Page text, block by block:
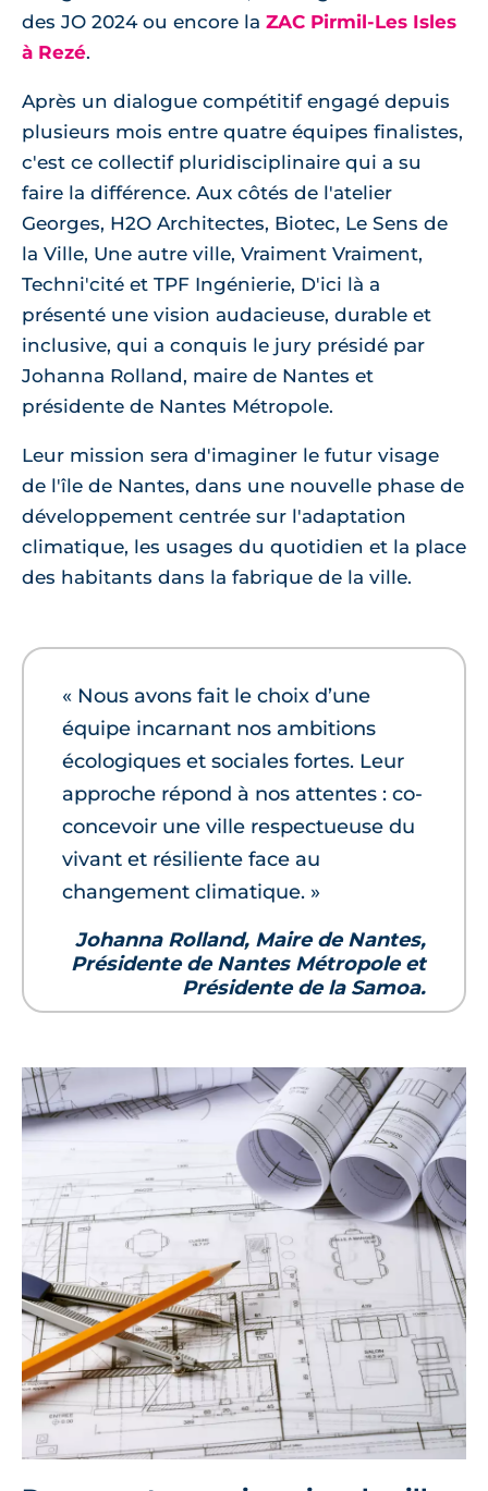
des JO 2024 ou encore la ZAC Pirmil-Les Isles
à Rezé.
Après un dialogue compétitif engagé depuis
plusieurs mois entre quatre équipes finalistes,
c'est ce collectif pluridisciplinaire qui a su
faire la différence. Aux côtés de l'atelier
Georges, H2O Architectes, Biotec, Le Sens de
la Ville, Une autre ville, Vraiment Vraiment,
Techni'cité et TPF Ingénierie, D'ici là a
présenté une vision audacieuse, durable et
inclusive, qui a conquis le jury présidé par
Johanna Rolland, maire de Nantes et
présidente de Nantes Métropole.
Leur mission sera d'imaginer le futur visage
de l'île de Nantes, dans une nouvelle phase de
développement centrée sur l'adaptation
climatique, les usages du quotidien et la place
des habitants dans la fabrique de la ville.
« Nous avons fait le choix d’une
équipe incarnant nos ambitions
écologiques et sociales fortes. Leur
approche répond à nos attentes : co-
concevoir une ville respectueuse du
vivant et résiliente face au
changement climatique. »
Johanna Rolland, Maire de Nantes,
Présidente de Nantes Métropole et
Présidente de la Samoa.